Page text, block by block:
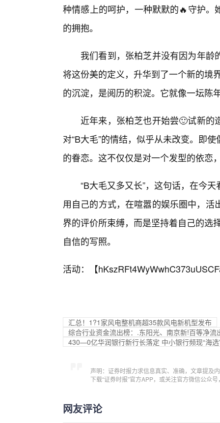
种情感上的呵护，一种默默的🔥守护
的拥抱。
我们看到，张柏芝并没有因为年
将这份美的定义，升华到了一个新的境
的沉淀，是阅历的积淀。它就像一坛陈
近年来，张柏芝也开始尝🙂试新
对“B大毛”的情结，似乎从未改变。即
的眷恋。这不仅仅是对一个发型的依恋
“B大毛又多又长”，这句话，在今
用自己的方式，在喧嚣的娱乐圈中，
界的评价所束缚，而是坚持着自己的选
自信的写照。
活动：【
汇总！1?1家风电整机商超35款风电新机型发布
综合行业资金流出榜：.东阳光、南京新!百等净流
430—0亿华润银行新行长落定 中小银行频现“海选
声明：证券时报力求信息真实、准确，文章提及
下载“证券时报”官方APP，或关注官方微信公众
网友评论